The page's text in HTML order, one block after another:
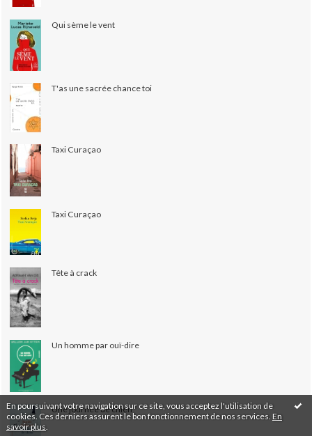
En poursuivant votre navigation sur ce site, vous acceptez l'utilisation de
cookies. Ces derniers assurent le bon fonctionnement de nos services. En
savoir plus
Qui sème le vent
T'as une sacrée chance toi
Taxi Curaçao
Taxi Curaçao
Tête à crack
Un homme par ouï-dire
Une journée de chien